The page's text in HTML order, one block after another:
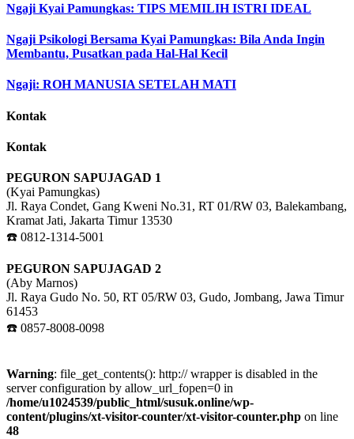
Ngaji Kyai Pamungkas: TIPS MEMILIH ISTRI IDEAL
Ngaji Psikologi Bersama Kyai Pamungkas: Bila Anda Ingin
Membantu, Pusatkan pada Hal-Hal Kecil
Ngaji: ROH MANUSIA SETELAH MATI
Kontak
Kontak
PEGURON SAPUJAGAD 1
(Kyai Pamungkas)
Jl. Raya Condet, Gang Kweni No.31, RT 01/RW 03, Balekambang,
Kramat Jati, Jakarta Timur 13530
☎️ 0812-1314-5001
PEGURON SAPUJAGAD 2
(Aby Marnos)
Jl. Raya Gudo No. 50, RT 05/RW 03, Gudo, Jombang, Jawa Timur
61453
☎️ 0857-8008-0098
Warning: file_get_contents(): http:// wrapper is disabled in the
server configuration by allow_url_fopen=0 in
/home/u1024539/public_html/susuk.online/wp-
content/plugins/xt-visitor-counter/xt-visitor-counter.php on line
48